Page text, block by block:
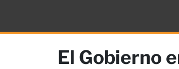
El Gobierno